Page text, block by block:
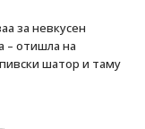
за невкусен
– отишла на
шатор и таму